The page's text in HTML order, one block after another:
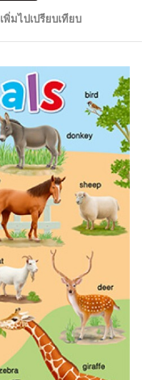
เพิ่มไปเปรียบเทียบ